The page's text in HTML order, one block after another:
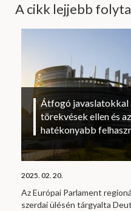
A cikk lejjebb
Átfogó javaslatokkal
törekvések ellen és
hatékonyabb
2025. 02. 20.
Az Európai Parlament
szerdai ülésén tárgyalta